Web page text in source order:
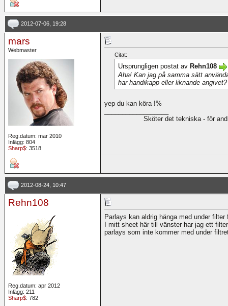
2012-07-06, 19:28
mars
Webmaster
Reg.datum: mar 2010
Inlägg: 804
Sharp$: 3518
Citat:
Ursprungligen postat av Rehn108
Aha! Kan jag på samma sätt
har handikapp eller liknande angivet?
yep du kan köra !%
Sköter det tekniska - för
2012-08-24, 10:47
Rehn108
Reg.datum: apr 2012
Inlägg: 211
Sharp$: 782
Parlays kan aldrig hänga med under filter
I mitt sheet här till vänster har jag ett
parlays som inte kommer med under